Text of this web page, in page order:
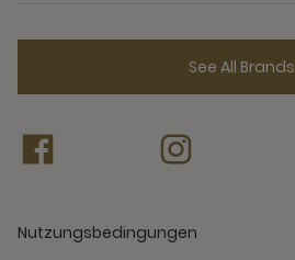
See All Brands
Nutzungsbedingungen